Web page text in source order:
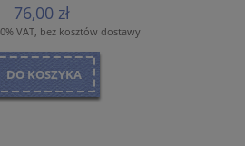
76,00 zł
VAT, bez kosztów dostawy
DO KOSZYKA